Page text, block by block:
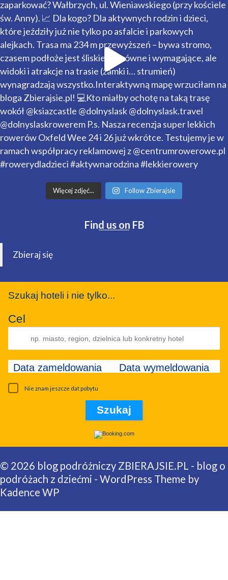
Więcej zdjęć... Follow Zbierajsie
Find us on FB
Zbieraj się
Szukaj hoteli i nie tylko...
Cel
Data zameldowania Data wymeldowania
Nie znam jeszcze dat pobytu
© 2026 blog podróżniczy ZBIERAJSIE.PL - blog o
podróżach z dziećmi - WordPress Theme by
Kadence WP